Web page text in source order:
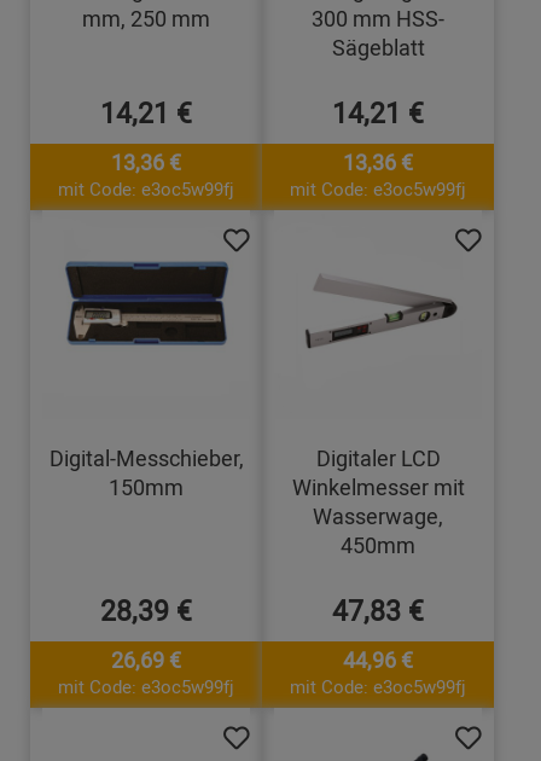
mm, 250 mm
14,21 €
13,36 €
mit Code: e3oc5w99fj
300 mm HSS-
Sägeblatt
14,21 €
13,36 €
mit Code: e3oc5w99fj
Digital-Messchieber,
150mm
28,39 €
26,69 €
mit Code: e3oc5w99fj
Digitaler LCD
Winkelmesser mit
Wasserwage,
450mm
47,83 €
44,96 €
mit Code: e3oc5w99fj